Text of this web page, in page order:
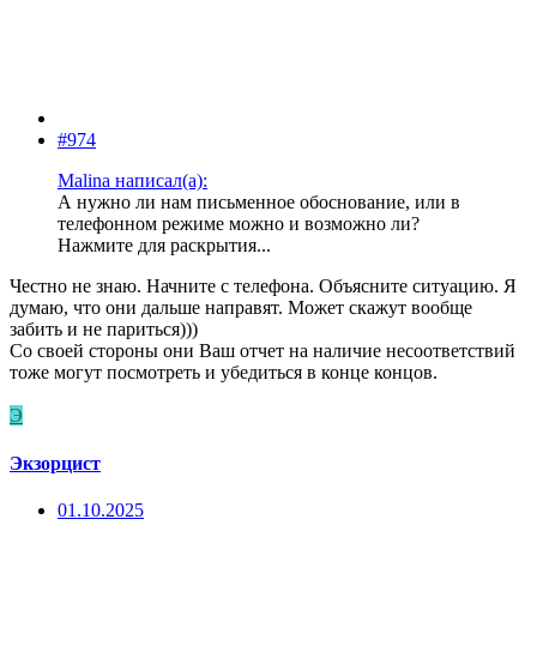
#974
Malina написал(а):
А нужно ли нам письменное обоснование, или в
телефонном режиме можно и возможно ли?
Нажмите для раскрытия...
Честно не знаю. Начните с телефона. Объясните ситуацию. Я
думаю, что они дальше направят. Может скажут вообще
забить и не париться)))
Со своей стороны они Ваш отчет на наличие несоответствий
тоже могут посмотреть и убедиться в конце концов.
Э
Экзорцист
01.10.2025